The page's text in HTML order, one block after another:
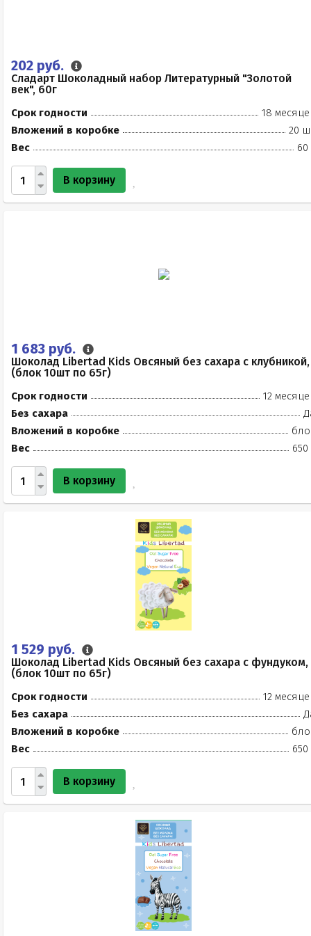
202 руб.
Сладарт Шоколадный набор Литературный "Золотой
век", 60г
Срок годности
18
Вложений в коробке
20
Вес
60
В корзину
1 683 руб.
Шоколад Libertad Kids Овсяный без сахара с клубникой,
(блок 10шт по 65г)
Срок годности
12
Без сахара
Вложений в коробке
Вес
650
В корзину
1 529 руб.
Шоколад Libertad Kids Овсяный без сахара с фундуком,
(блок 10шт по 65г)
Срок годности
12
Без сахара
Вложений в коробке
Вес
650
В корзину